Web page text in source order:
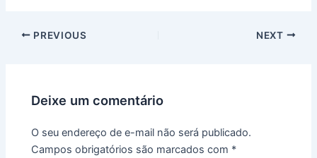
PREVIOUS NEXT
Deixe um comentário
O seu endereço de e-mail não será publicado.
Campos obrigatórios são marcados com *